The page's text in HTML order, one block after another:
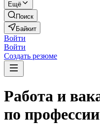
Ещё
Поиск
Байкит
Войти
Войти
Создать резюме
Работа и
по